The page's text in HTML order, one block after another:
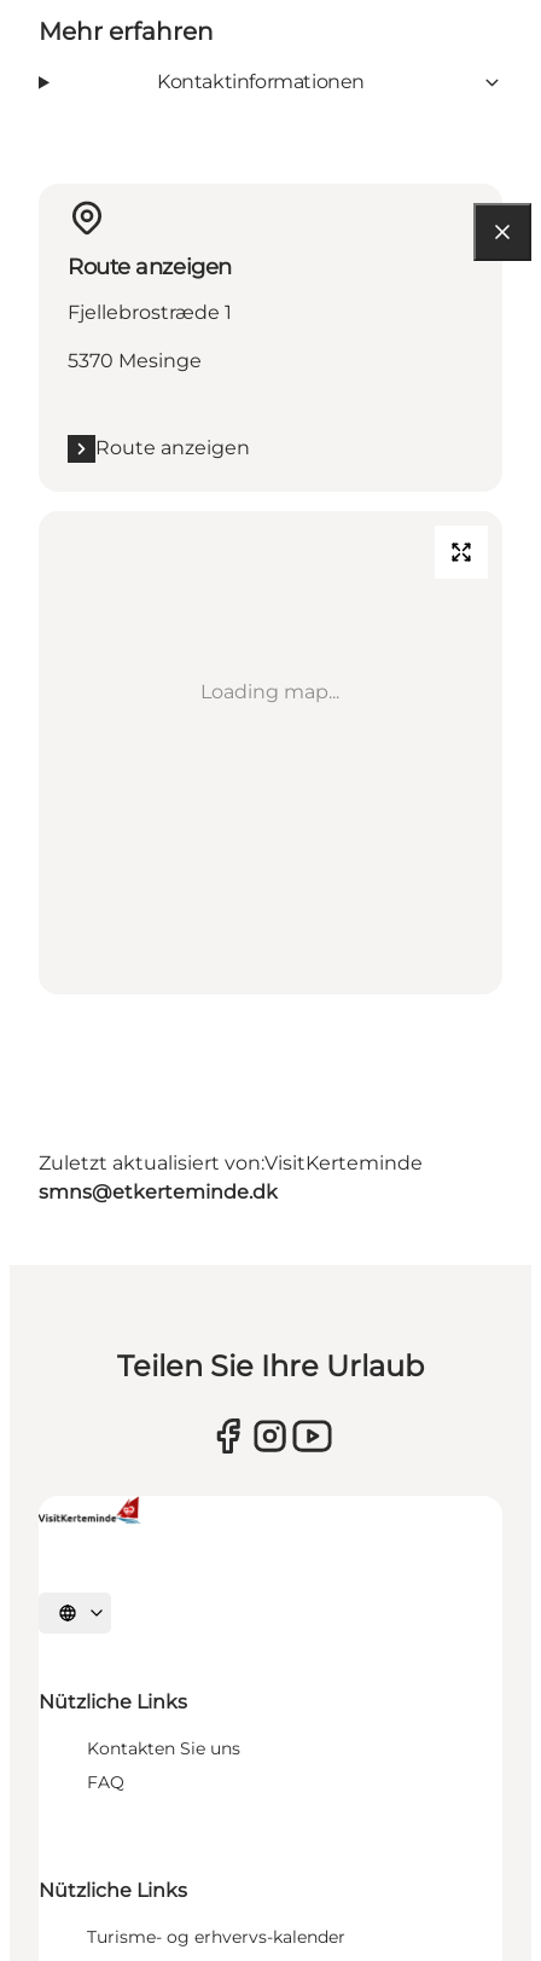
Mehr erfahren
Kontaktinformationen
Route anzeigen
Fjellebrostræde 1
5370 Mesinge
Route anzeigen
Loading map...
Zuletzt aktualisiert von:VisitKerteminde
smns@etkerteminde.dk
Teilen Sie Ihre Urlaub
Sprache auswählen
Nützliche Links
Kontakten Sie uns
FAQ
Nützliche Links
Turisme- og erhvervs-kalender